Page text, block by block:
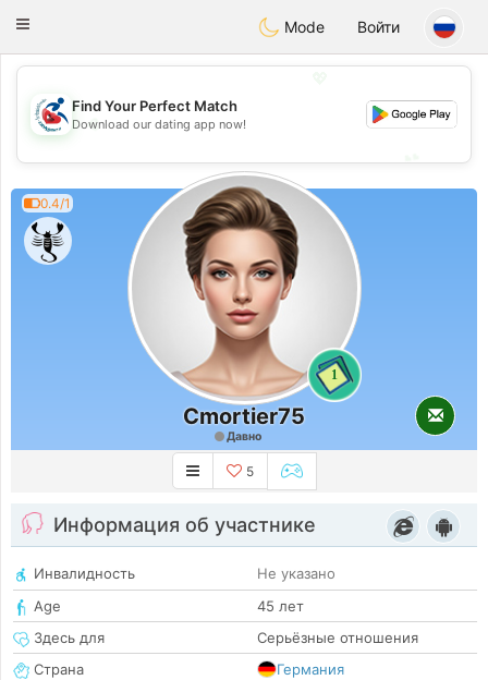
Handi Space
Toggle
Mode Войти
💖
💕
Find Your Perfect Match
Download our dating app now!
0.4/1
1
Cmortier75
Давно
5
Информация об участнике
Инвалидность
Не указано
Age
45 лет
Здесь для
Серьёзные отношения
Страна
Германия